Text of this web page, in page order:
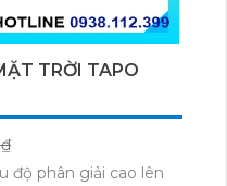
TRỜI TAPO
độ phân giải cao lên